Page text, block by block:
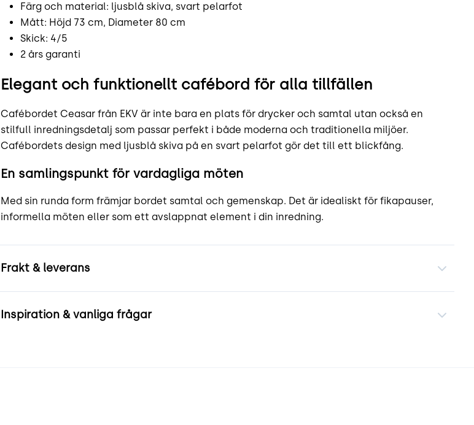
Färg och material: ljusblå skiva, svart pelarfot
Mått: Höjd 73 cm, Diameter 80 cm
Skick: 4/5
2 års garanti
Elegant och funktionellt cafébord för alla tillfällen
Cafébordet Ceasar från EKV är inte bara en plats för drycker och samtal utan också en
stilfull inredningsdetalj som passar perfekt i både moderna och traditionella miljöer.
Cafébordets design med ljusblå skiva på en svart pelarfot gör det till ett blickfång.
En samlingspunkt för vardagliga möten
Med sin runda form främjar bordet samtal och gemenskap. Det är idealiskt för fikapauser,
informella möten eller som ett avslappnat element i din inredning.
Frakt & leverans
Inspiration & vanliga frågar